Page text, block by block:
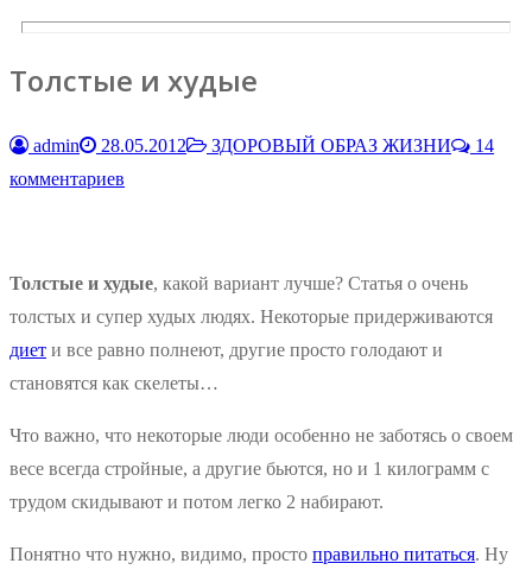
Толстые и худые
admin 28.05.2012 ЗДОРОВЫЙ ОБРАЗ ЖИЗНИ
14
комментариев
Толстые и худые, какой вариант лучше? Статья о очень
толстых и супер худых людях. Некоторые придерживаются
диет и все равно полнеют, другие просто голодают и
становятся как скелеты…
Что важно, что некоторые люди особенно не заботясь о своем
весе всегда стройные, а другие бьются, но и 1 килограмм с
трудом скидывают и потом легко 2 набирают.
Понятно что нужно, видимо, просто правильно питаться. Ну